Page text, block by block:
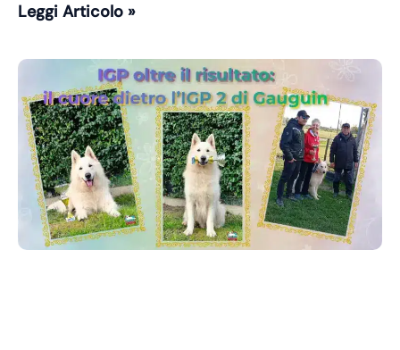
Leggi Articolo »